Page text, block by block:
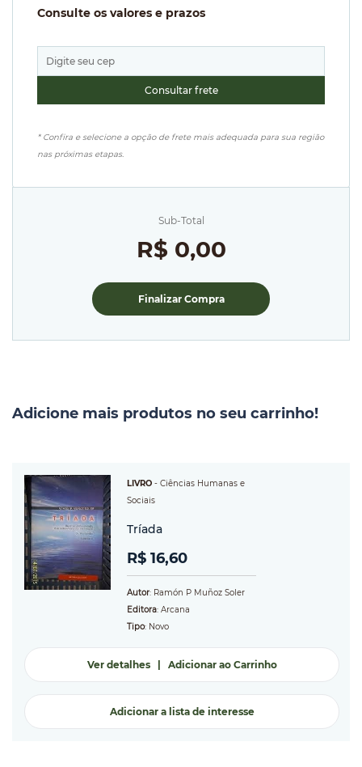
Consulte os valores e prazos
* Confira e selecione a opção de frete mais adequada para sua região
nas próximas etapas.
Sub-Total
R$ 0,00
Finalizar Compra
Adicione mais produtos no seu carrinho!
LIVRO - Ciências Humanas e
Sociais
Tríada
R$ 16,60
Autor: Ramón P Muñoz Soler
Editora: Arcana
Tipo: Novo
Ver detalhes| Adicionar ao Carrinho
Adicionar a lista de interesse